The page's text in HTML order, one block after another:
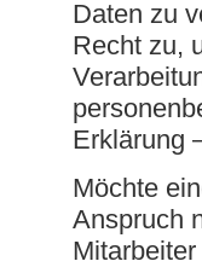
Daten zu
Recht zu,
Erklärung
Möchte
Anspruch